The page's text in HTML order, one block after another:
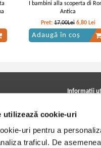
utilizează cookie-uri
uri pentru a
traficul. De
I bambini alla scoperta di
Antica
Pret:17,00Lei 6,80 Lei
Adaugă în coș
Informatii
Achizitii
Cum cumpar?
Politica de